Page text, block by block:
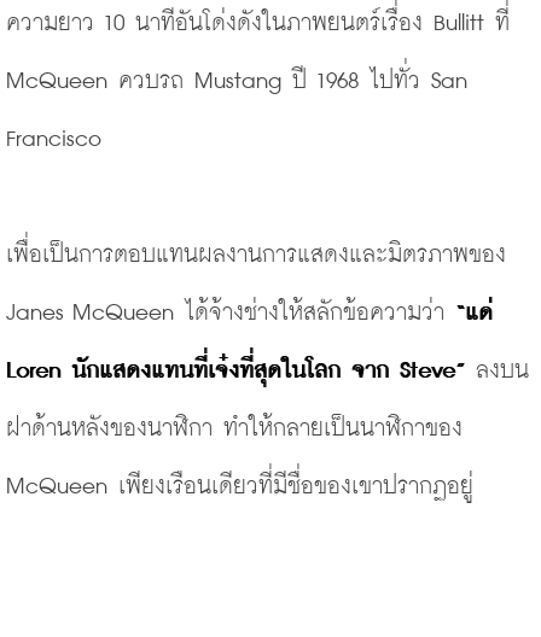
ความยาว 10 นาทีอันโด่งดังในภาพยนตร์เรื่อง Bullitt ที่
McQueen ควบรถ Mustang ปี 1968 ไปทั่ว San
Francisco
เพื่อเป็นการตอบแทนผลงานการแสดงและมิตรภาพของ
Janes McQueen ได้จ้างช่างให้สลักข้อความว่า “แด่
Loren นักแสดงแทนที่เจ๋งที่สุดในโลก จาก Steve” ลงบน
ฝาด้านหลังของนาฬิกา ทำให้กลายเป็นนาฬิกาของ
McQueen เพียงเรือนเดียวที่มีชื่อของเขาปรากฏอยู่